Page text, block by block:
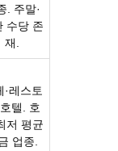
. 주말·
수당 존
재.
·레스토
텔. 호
저 평균
업종.